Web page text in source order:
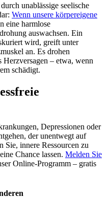
unablässige seelische
Wenn unsere körpereigene
eine harmlose
auswachsen. Ein
wird, greift unter
an. Es drohen
– etwa, wenn
schädigt.
Depressionen oder
der unentwegt auf
innere Ressourcen zu
Chance lassen. Melden Sie
Online-Programm – gratis